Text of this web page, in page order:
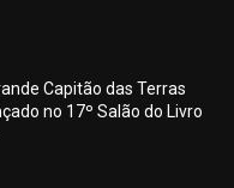
Capitão das Terras
no 17º Salão do Livro